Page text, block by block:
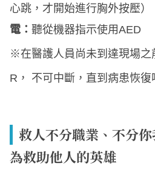
心跳，才開始進行胸外按壓）
電：聽從機器指示使用AED
※在醫護人員尚未到達現場之
R， 不可中斷，直到病患恢復
救人不分職業、不分
為救助他人的英雄